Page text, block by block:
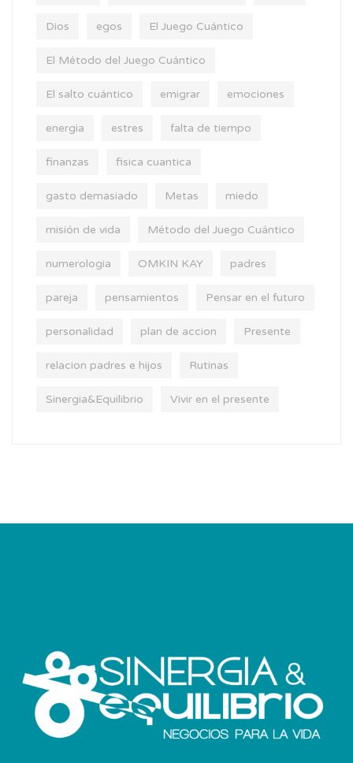
Dios egos El Juego Cuántico
El Método del Juego Cuántico
El salto cuántico emigrar emociones
energia estres falta de tiempo
finanzas fisica cuantica
gasto demasiado Metas miedo
misión de vida Método del Juego Cuántico
numerologia OMKIN KAY padres
pareja pensamientos Pensar en el futuro
personalidad plan de accion Presente
relacion padres e hijos Rutinas
Sinergia&Equilibrio Vivir en el presente